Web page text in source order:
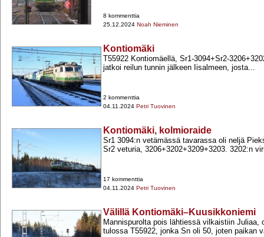
8 kommenttia
25.12.2024 Noah Nieminen
Kontiomäki
T55922 Kontiomäellä, Sr1-​3094+​Sr2-​
jatkoi reilun tunnin jälkeen Iisalmeen, josta...
2 kommenttia
04.11.2024 Petri Tuovinen
Kontiomäki, kolmioraide
Sr1 3094:n vetämässä tavarassa oli neljä
Sr2 veturia, 3206+​3202+​3209+​3203. 3202:n
17 kommenttia
04.11.2024 Petri Tuovinen
Välillä Kontiomäki–Kuusikkoniemi
Mannispurolta pois lähtiessä vilkaistiin Juliaa,
tulossa T55922, jonka Sn oli 50, joten paikan